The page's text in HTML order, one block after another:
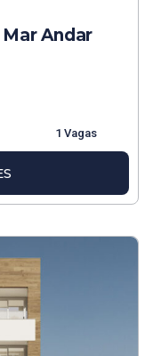
Andar
1 Vagas